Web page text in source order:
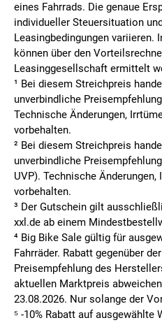
eines Fahrrads. Die genaue
individueller Steuersituation
Leasingbedingungen variieren.
können über den
Leasinggesellschaft ermittelt
¹ Bei diesem Streichpreis
unverbindliche
Technische Änderungen,
vorbehalten.
² Bei diesem Streichpreis
unverbindliche
UVP). Technische
vorbehalten.
³ Der Gutschein gilt
xxl.de ab einem
⁴ Big Bike Sale gültig für
Fahrräder. Rabatt gegenüber
Preisempfehlung des
aktuellen Marktpreis
23.08.2026. Nur solange der
⁵ -10% Rabatt auf ausgewählte